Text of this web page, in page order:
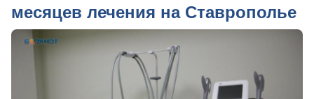
месяцев лечения на Ставрополье